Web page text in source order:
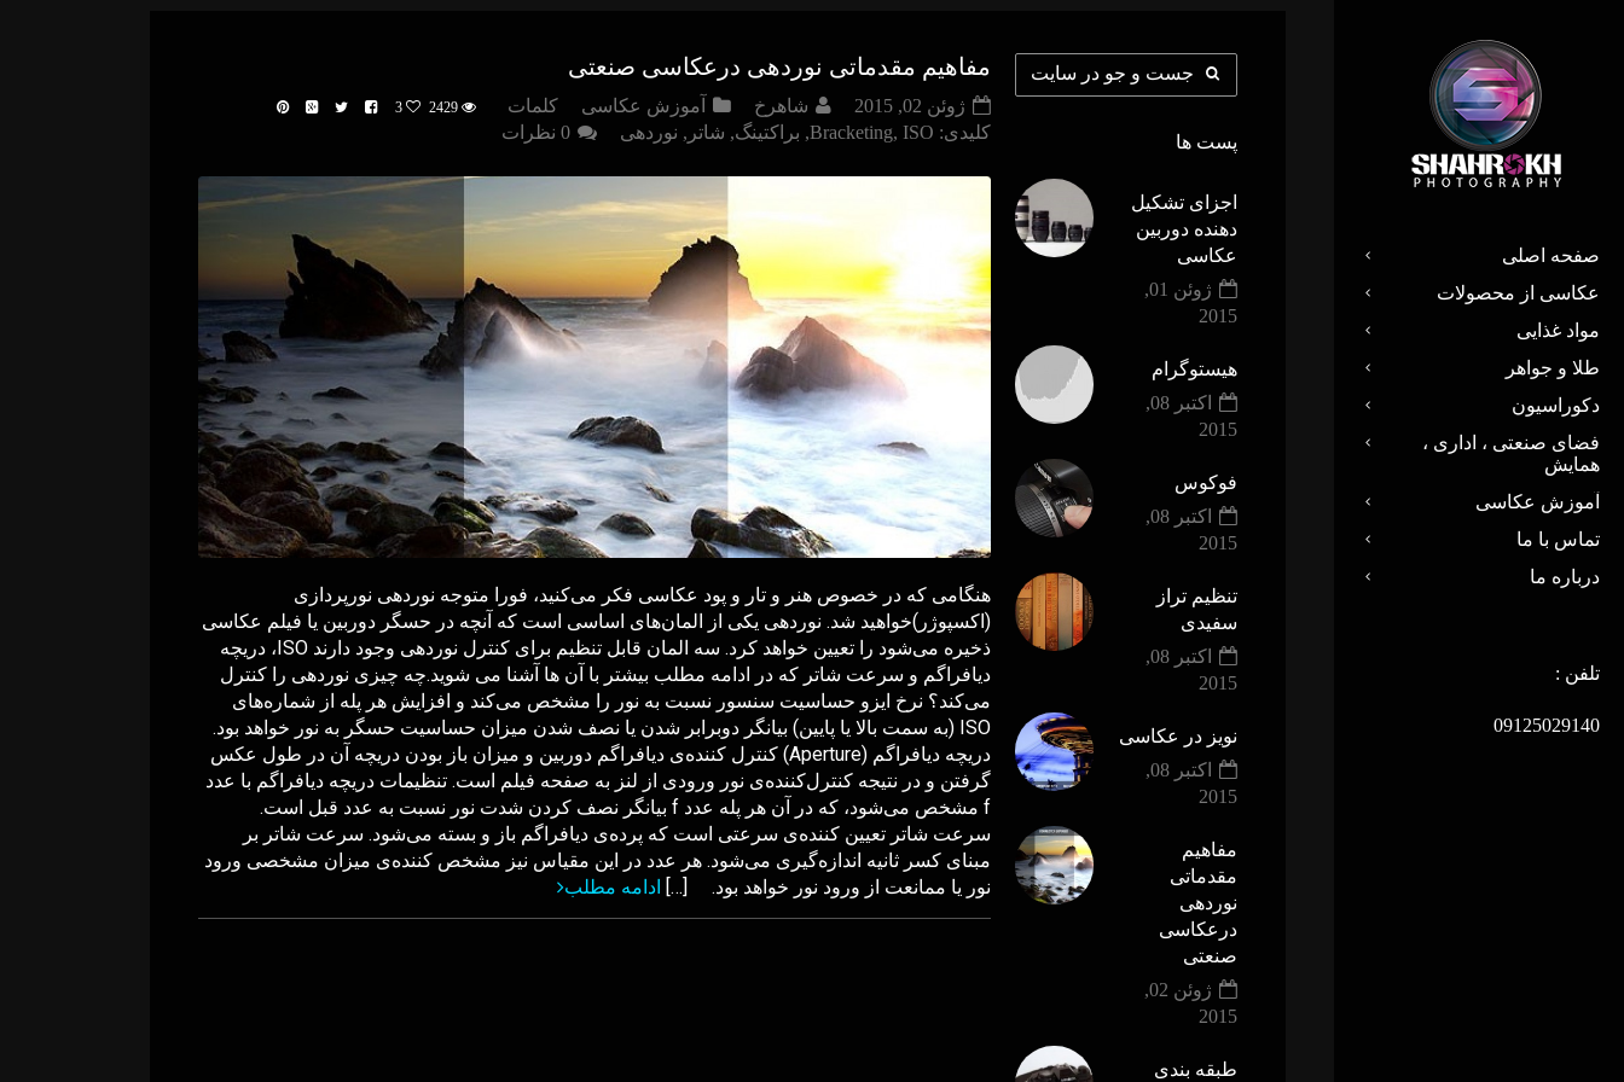
صفحه اصلی
عکاسی از محصولات
مواد غذایی
طلا و جواهر
دکوراسیون
فضای صنعتی ، اداری ،
همایش
آموزش عکاسی
تماس با ما
درباره ما
تلفن :
09125029140
مفاهیم مقدماتی نوردهی درعکاسی صنعتی
ژوئن 02, 2015 شاهرخ آموزش عکاسی
کلمات
کلیدی:
Bracketing, ISO
, براکتینگ, شاتر , نوردهی 0 نظرات
2429
3
هنگامی که در خصوص هنر و تار و پود عکاسی فکر می‌کنید، فورا متوجه نوردهی نورپردازی
(اکسپوژر)خواهید شد. نوردهی یکی از المان‌های اساسی است که آنچه در حسگر دوربین یا فیلم عکاسی
ذخیره می‌شود را تعیین خواهد کرد. سه المان قابل تنظیم برای کنترل نوردهی وجود دارند ISO، دریچه
دیافراگم و سرعت شاتر که در ادامه مطلب بیشتر با آن ها آشنا می شوید.چه چیزی نوردهی را کنترل
می‌کند؟ نرخ ایزو حساسیت سنسور نسبت به نور را مشخص می‌کند و افزایش هر پله از شماره‌های
ISO (به سمت بالا یا پایین) بیانگر دوبرابر شدن یا نصف شدن میزان حساسیت حسگر به نور خواهد بود.
دریچه دیافراگم (Aperture) کنترل کننده‌ی دیافراگم دوربین و میزان باز بودن دریچه آن در طول عکس
گرفتن و در نتیجه کنترل‌کننده‌ی نور ورودی از لنز به صفحه فیلم است. تنظیمات دریچه دیافراگم با عدد
f مشخص می‌شود، که در آن هر پله عدد f بیانگر نصف کردن شدت نور نسبت به عدد قبل است.
سرعت شاتر تعیین کننده‌ی سرعتی است که پرده‌ی دیافراگم باز و بسته می‌شود. سرعت شاتر بر
مبنای کسر ثانیه اندازه‌گیری می‌شود. هر عدد در این مقیاس نیز مشخص کننده‌ی میزان مشخصی ورود
نور یا ممانعت از ورود نور خواهد بود. […] ادامه مطلب
پست ها
اجزای تشکیل
دهنده دوربین
عکاسی
ژوئن 01,
2015
هیستوگرام
اکتبر 08,
2015
فوکوس
اکتبر 08,
2015
تنظیم تراز
سفیدی
اکتبر 08,
2015
نویز در عکاسی
اکتبر 08,
2015
مفاهیم
مقدماتی
نوردهی
درعکاسی
صنعتی
ژوئن 02,
2015
ﻃﺒﻘﻪ ﺑﻨﺪی